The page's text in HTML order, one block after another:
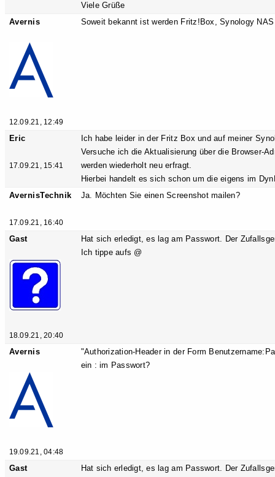
Viele Grüße
Avernis
12.09.21, 12:49
Soweit bekannt ist werden Fritz!Box, Synology
Eric
17.09.21, 15:41
Ich habe leider in der Fritz Box und auf meiner
Versuche ich die Aktualisierung über die Browser-
werden wiederholt neu erfragt.
Hierbei handelt es sich schon um die eigens im
AvernisTechnik
17.09.21, 16:40
Ja. Möchten Sie einen Screenshot mailen?
Gast
18.09.21, 20:40
Hat sich erledigt, es lag am Passwort. Der
Ich tippe aufs @
Avernis
19.09.21, 04:48
"Authorization-Header in der Form
ein : im Passwort?
Gast
Hat sich erledigt, es lag am Passwort. Der